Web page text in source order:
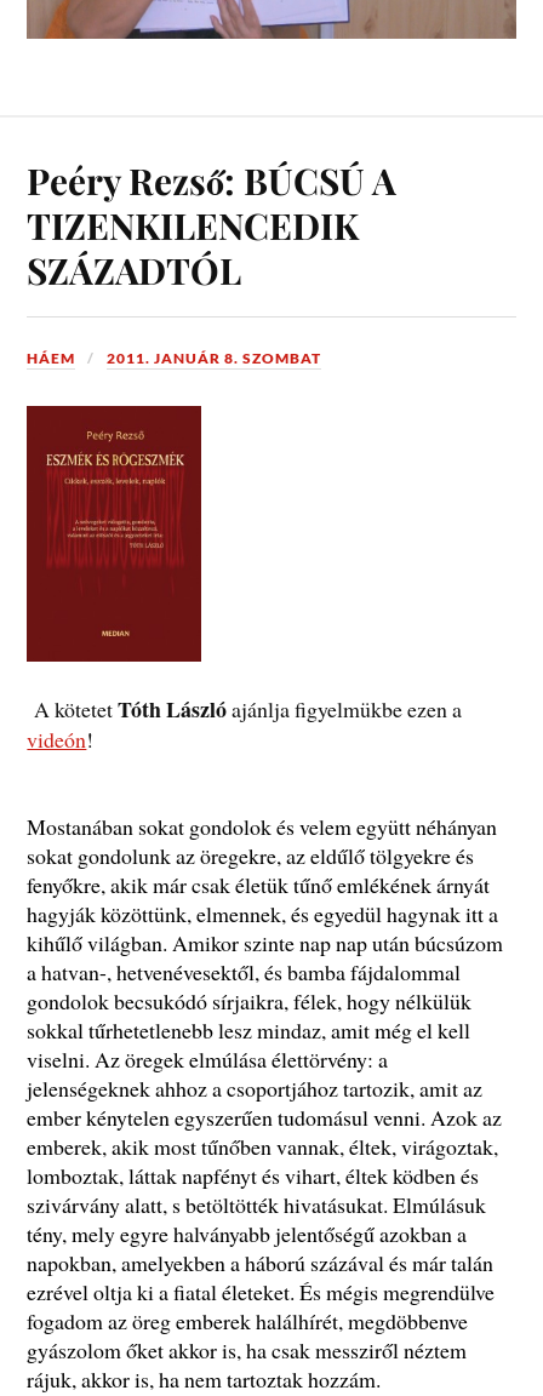
Peéry Rezső: BÚCSÚ A
TIZENKILENCEDIK
SZÁZADTÓL
HÁEM 2011. JANUÁR 8. SZOMBAT
A kötetetTóth Lászlóajánlja figyelmükbe ezen a
videón!
Mostanában sokat gondolok és velem együtt néhányan
sokat gondolunk az öregekre, az eldűlő tölgyekre és
fenyőkre, akik már csak életük tűnő emlékének árnyát
hagyják közöttünk, elmennek, és egyedül hagynak itt a
kihűlő világban. Amikor szinte nap nap után búcsúzom
a hatvan-, hetvenévesektől, és bamba fájdalommal
gondolok becsukódó sírjaikra, félek, hogy nélkülük
sokkal tűrhetetlenebb lesz mindaz, amit még el kell
viselni. Az öregek elmúlása élettörvény: a
jelenségeknek ahhoz a csoportjához tartozik, amit az
ember kénytelen egyszerűen tudomásul venni. Azok az
emberek, akik most tűnőben vannak, éltek, virágoztak,
lomboztak, láttak napfényt és vihart, éltek ködben és
szivárvány alatt, s betöltötték hivatásukat. Elmúlásuk
tény, mely egyre halványabb jelentőségű azokban a
napokban, amelyekben a háború százával és már talán
ezrével oltja ki a fiatal életeket. És mégis megrendülve
fogadom az öreg emberek halálhírét, megdöbbenve
gyászolom őket akkor is, ha csak messziről néztem
rájuk, akkor is, ha nem tartoztak hozzám.